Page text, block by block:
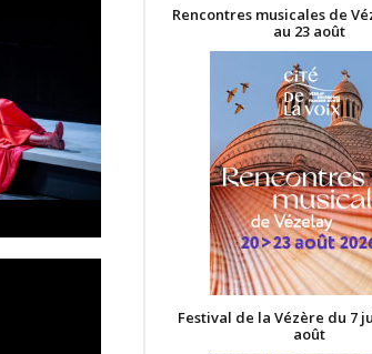
Rencontres musicales de
au 23 août
Festival de la Vézère du 7
août